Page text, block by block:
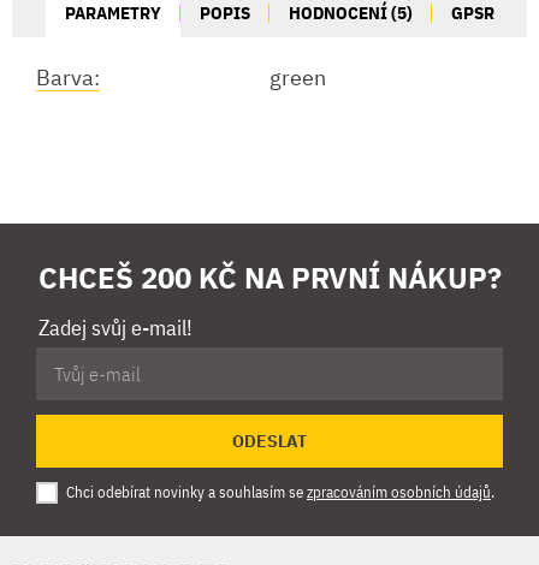
PARAMETRY POPIS HODNOCENÍ (5) GPSR
Barva: green
CHCEŠ 200 KČ NA PRVNÍ NÁKUP?
Zadej svůj e-mail!
ODESLAT
Chci odebírat novinky a souhlasím sezpracováním osobních údajů.